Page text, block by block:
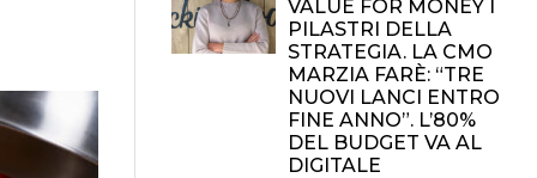
VALUE FOR MONEY I
PILASTRI DELLA
STRATEGIA. LA CMO
MARZIA FARÈ: “TRE
NUOVI LANCI ENTRO
FINE ANNO”. L’80%
DEL BUDGET VA AL
DIGITALE